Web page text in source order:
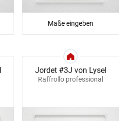
Maße eingeben
Jordet #3J von Lysel
Raffrollo professional